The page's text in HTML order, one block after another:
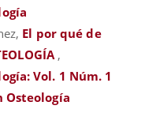
El por qué de
,
Vol. 1 Núm. 1
Osteología